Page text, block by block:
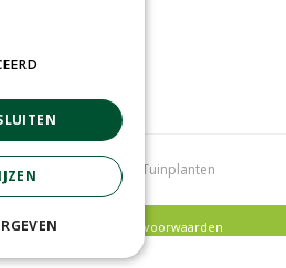
Kamerplanten Tuinplanten
policy
Algemene voorwaarden